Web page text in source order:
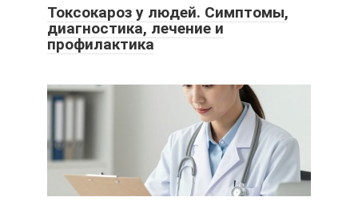
Токсокароз у людей. Симптомы,
диагностика, лечение и
профилактика